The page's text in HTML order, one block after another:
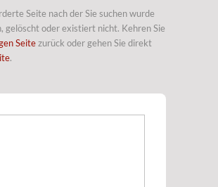
Seite nach der Sie suchen wurde
gelöscht oder existiert nicht. Kehren Sie
Seitezurück oder gehen Sie direkt
.